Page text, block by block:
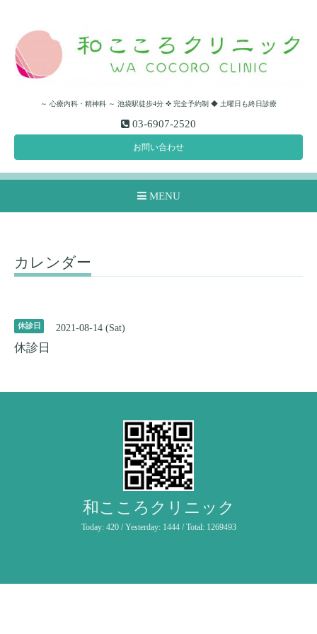
～ 心療内科・精神科 ～ 池袋駅徒歩4分 ✜ 完全予約制 ◆ 土曜日も終日診療
03-6907-2520
お問い合わせ
MENU
カレンダー
休診日 2021-08-14 (Sat)
休診日
和こころクリニック
Today: 420/ Yesterday: 1444/ Total: 1269493